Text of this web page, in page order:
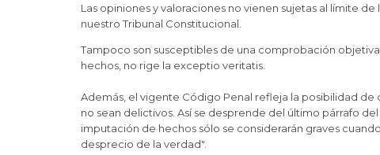
Las opiniones y valoraciones no vienen sujetas al límite
nuestro Tribunal Constitucional.
Tampoco son susceptibles de una comprobación
hechos, no rige la exceptio veritatis.
Además, el vigente Código Penal refleja la posibilidad
no sean delictivos. Así se desprende del último párrafo
imputación de hechos sólo se considerarán graves
desprecio de la verdad".